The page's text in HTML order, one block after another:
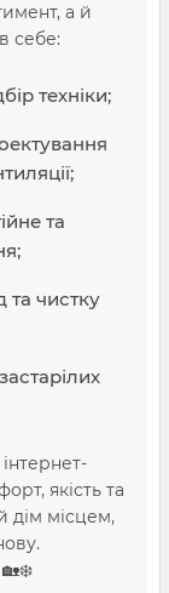
а й
себе:
техніки;
та
та чистку
якість та
дім місцем,
🏡❄️